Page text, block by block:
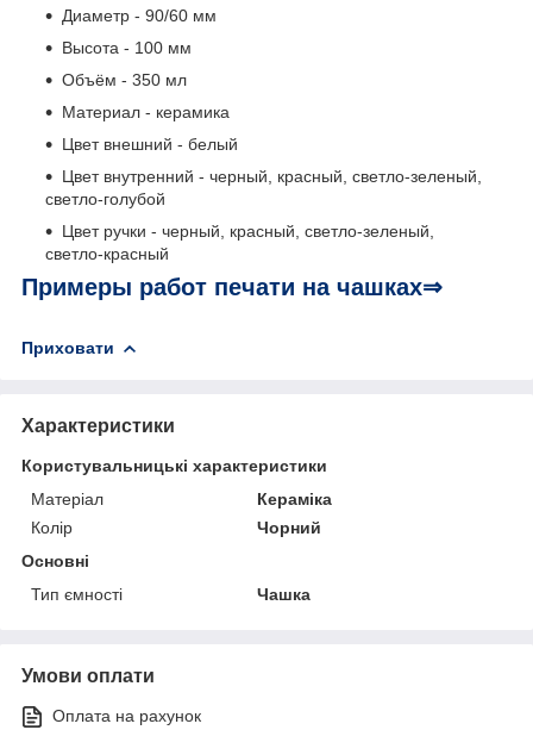
Диаметр - 90/60 мм
Высота - 100 мм
Объём - 350 мл
Материал - керамика
Цвет внешний - белый
Цвет внутренний - черный, красный, светло-зеленый,
светло-голубой
Цвет ручки - черный, красный, светло-зеленый,
светло-красный
Примеры работ печати на чашках⇒
Приховати
Характеристики
Користувальницькі характеристики
Матеріал
Кераміка
Колір
Чорний
Основні
Тип ємності
Чашка
Умови оплати
Оплата на рахунок